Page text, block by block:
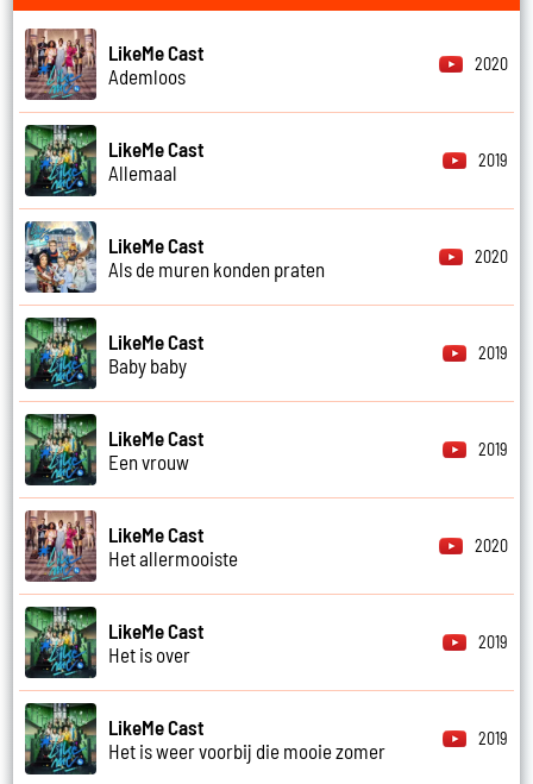
LikeMe Cast
Ademloos
2020
LikeMe Cast
Allemaal
2019
LikeMe Cast
Als de muren konden praten
2020
LikeMe Cast
Baby baby
2019
LikeMe Cast
Een vrouw
2019
LikeMe Cast
Het allermooiste
2020
LikeMe Cast
Het is over
2019
LikeMe Cast
Het is weer voorbij die mooie zomer
2019